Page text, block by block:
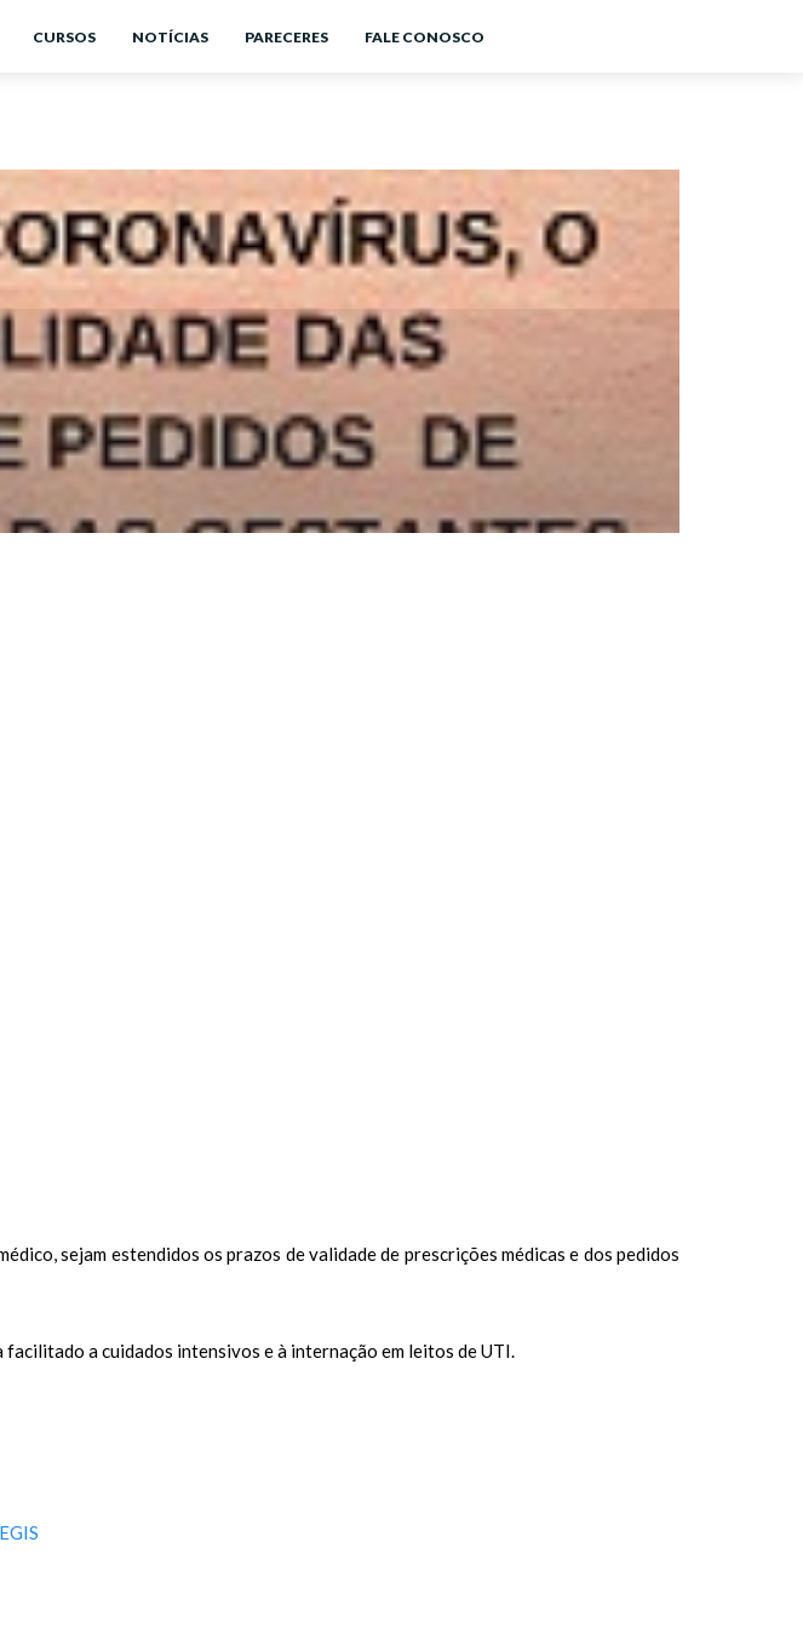
CURSOS NOTÍCIAS PARECERES FALE CONOSCO
sejam estendidos os prazos de validade de prescrições médicas e dos pedidos
facilitado a cuidados intensivos e à internação em leitos de UTI.